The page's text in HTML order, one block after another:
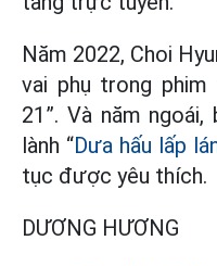
Năm 2022, Choi
vai phụ trong phim
21”. Và năm
lành “Dưa hấu lấp
tục được yêu thích.
DƯƠNG HƯƠNG